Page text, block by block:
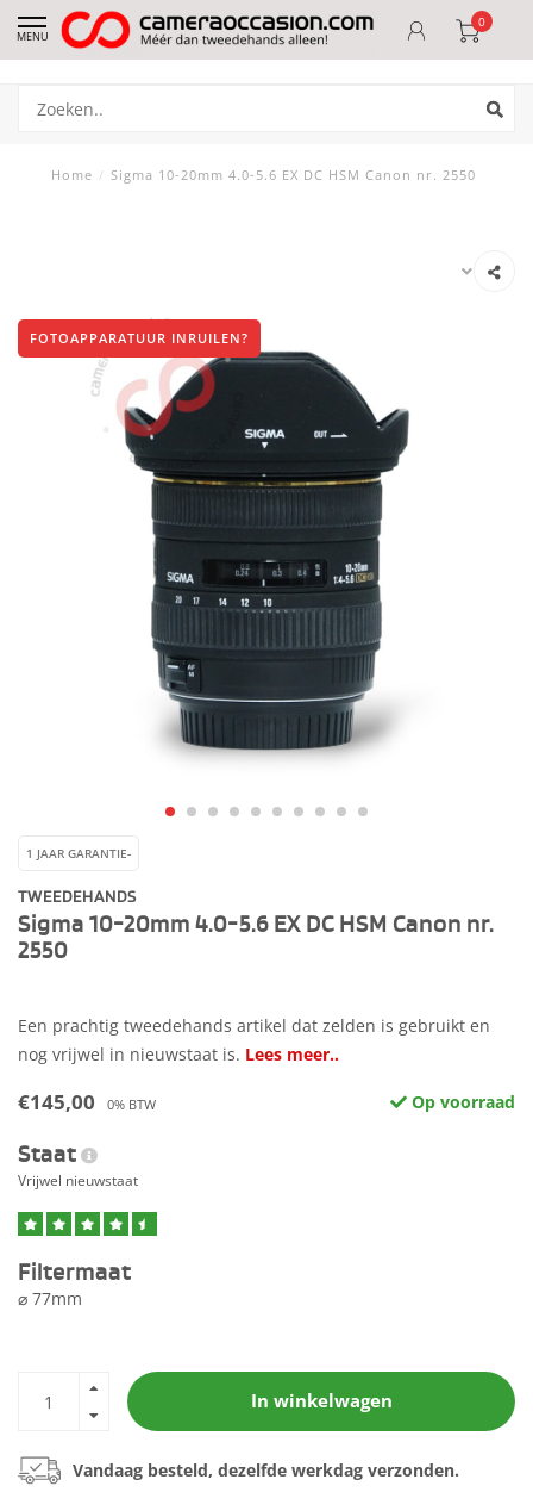
MENU
0
Home / Sigma 10-20mm 4.0-5.6 EX DC HSM Canon nr. 2550
FOTOAPPARATUUR INRUILEN?
1 JAAR GARANTIE-
TWEEDEHANDS
Sigma 10-20mm 4.0-5.6 EX DC HSM Canon nr.
2550
Een prachtig tweedehands artikel dat zelden is gebruikt en
nog vrijwel in nieuwstaat is. Lees meer..
€145,00 0% BTW Op voorraad
Staat
Vrijwel nieuwstaat
Filtermaat
⌀ 77mm
In winkelwagen
Vandaag besteld, dezelfde werkdag verzonden.